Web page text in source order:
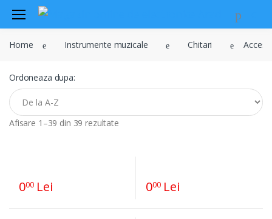
Audio
Sisteme de securitate si
Instrumente muzicale
Electrice , surse de alimentare si
iluminat
Cabluri
Home Instrumente muzicale Chitari
Ordoneaza dupa:
Afisare 1–39 din 39 rezultate
000Lei 000Lei